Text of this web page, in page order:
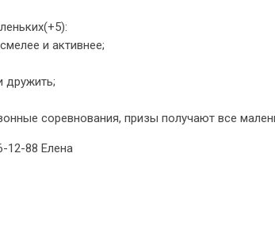
и активнее;
дружить;
соревнования, призы получают все
12-88 Елена